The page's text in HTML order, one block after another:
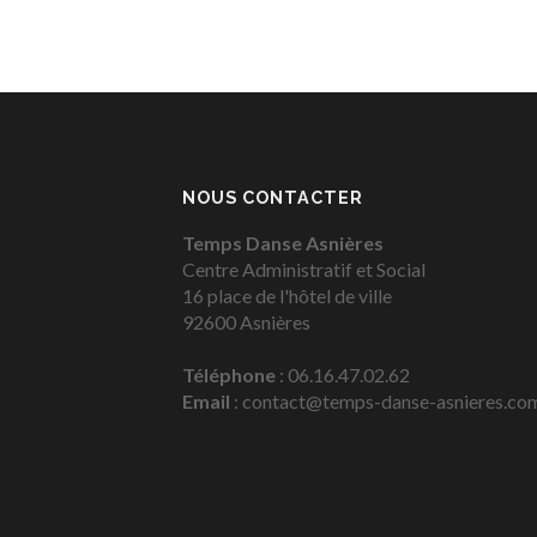
NOUS CONTACTER
Temps Danse Asnières
Centre Administratif et Social
16 place de l'hôtel de ville
92600 Asnières
Téléphone : 06.16.47.02.62
Email : contact@temps-danse-